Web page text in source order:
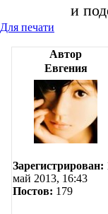
и
Для печати
Автор
Евгения
Зарегистрирован:
май 2013, 16:43
Постов: 179